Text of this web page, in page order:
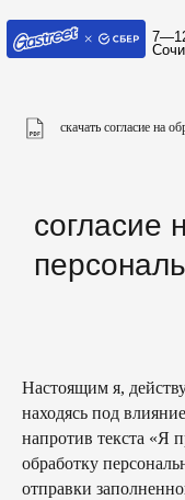
7—12 июня 2026
Сочи, Курорт
скачать согласие на
Настоящим я,
находясь под
напротив текста «Я
обработку
отправки